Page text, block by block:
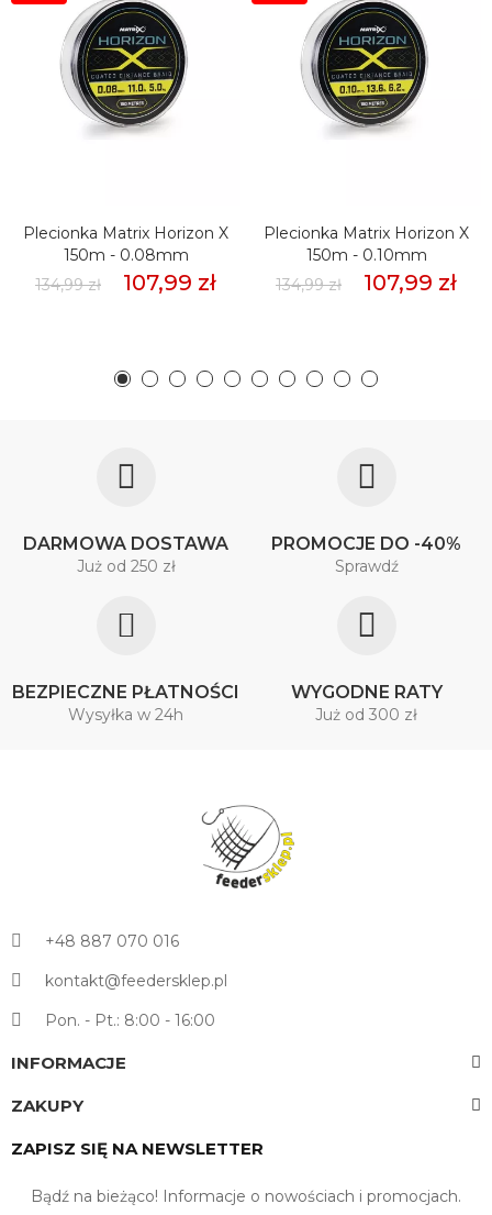
Plecionka Matrix Horizon X
150m - 0.08mm
134,99 zł
107,99 zł
Plecionka Matrix Horizon X
150m - 0.10mm
134,99 zł
107,99 zł
DARMOWA DOSTAWA
Już od 250 zł
PROMOCJE DO -40%
Sprawdź
BEZPIECZNE PŁATNOŚCI
Wysyłka w 24h
WYGODNE RATY
Już od 300 zł
+48 887 070 016
kontakt@feedersklep.pl
Pon. - Pt.: 8:00 - 16:00
INFORMACJE
ZAKUPY
ZAPISZ SIĘ NA NEWSLETTER
Bądź na bieżąco! Informacje o nowościach i promocjach.